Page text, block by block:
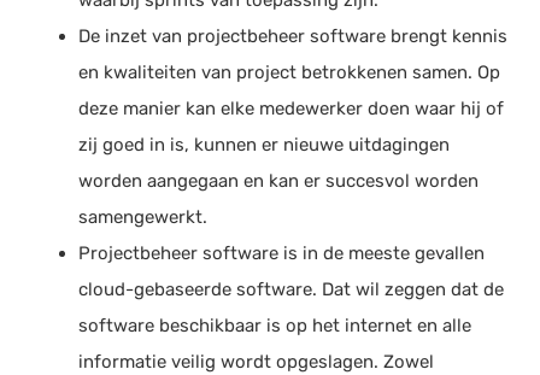
De inzet van projectbeheer software brengt kennis
en kwaliteiten van project betrokkenen samen. Op
deze manier kan elke medewerker doen waar hij of
zij goed in is, kunnen er nieuwe uitdagingen
worden aangegaan en kan er succesvol worden
samengewerkt.
Projectbeheer software is in de meeste gevallen
cloud-gebaseerde software. Dat wil zeggen dat de
software beschikbaar is op het internet en alle
informatie veilig wordt opgeslagen. Zowel